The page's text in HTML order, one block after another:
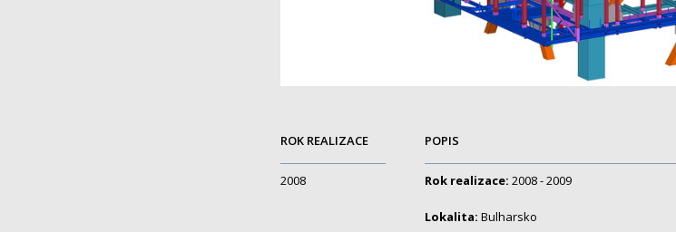
ROK REALIZACE
2008
POPIS
Rok realizace: 2008 - 2009
Lokalita: Bulharsko